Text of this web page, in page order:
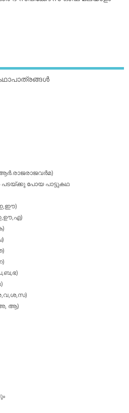
പടയ്‌ക്കു പോയ പാട്ടുകഥ
ആ)